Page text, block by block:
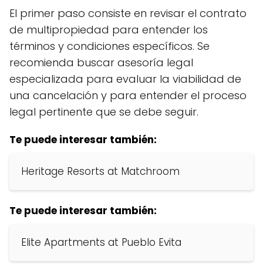
El primer paso consiste en revisar el contrato
de multipropiedad para entender los
términos y condiciones específicos. Se
recomienda buscar asesoría legal
especializada para evaluar la viabilidad de
una cancelación y para entender el proceso
legal pertinente que se debe seguir.
Te puede interesar también:
Heritage Resorts at Matchroom
Te puede interesar también:
Elite Apartments at Pueblo Evita